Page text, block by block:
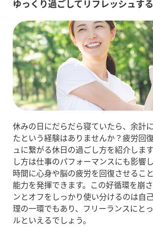
ゆっくり過ごしてリフレッシュする
休みの日にだらだら寝ていたら、余計
たという経験はありませんか？疲労回
ュに繋がる休日の過ごし方を紹介しま
し方は仕事のパフォーマンスにも影響
時間に心身や脳の疲労を回復させるこ
能力を発揮できます。この好循環を崩
ンとオフをしっかり使い分けるのは自
理の一環でもあり、フリーランスにと
ルといえるでしょう。